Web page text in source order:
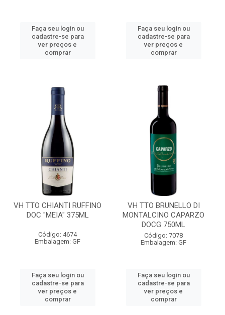
Faça seu login ou
cadastre-se para
ver preços e
comprar
Faça seu login ou
cadastre-se para
ver preços e
comprar
VH TTO CHIANTI RUFFINO
DOC "MEIA" 375ML
Código: 4674
Embalagem: GF
Faça seu login ou
cadastre-se para
ver preços e
comprar
VH TTO BRUNELLO DI
MONTALCINO CAPARZO
DOCG 750ML
Código: 7078
Embalagem: GF
Faça seu login ou
cadastre-se para
ver preços e
comprar